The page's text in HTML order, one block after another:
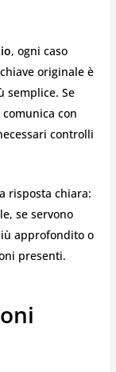
, ogni caso
originale è
semplice. Se
con
controlli
risposta chiara:
se servono
approfondito o
presenti.